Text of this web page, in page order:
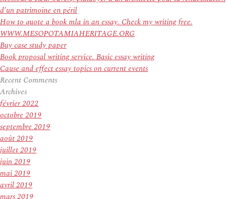
d’un patrimoine en péril
How to quote a book mla in an essay. Check my writing free.
WWW.MESOPOTAMIAHERITAGE.ORG
Buy case study paper
Book proposal writing service. Basic essay writing
Cause and effect essay topics on current events
Recent Comments
Archives
février 2022
octobre 2019
septembre 2019
août 2019
juillet 2019
juin 2019
mai 2019
avril 2019
mars 2019